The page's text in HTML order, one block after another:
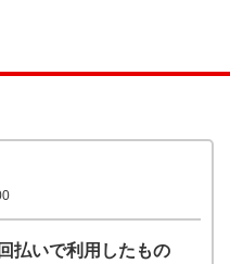
払いで利用したもの